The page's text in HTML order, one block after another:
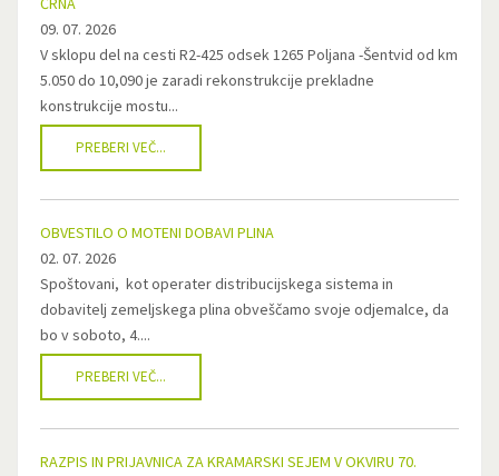
09. 07. 2026
V sklopu del na cesti R2-425 odsek 1265 Poljana -Šentvid od km
5.050 do 10,090 je zaradi rekonstrukcije prekladne
konstrukcije mostu...
PREBERI VEČ...
OBVESTILO O MOTENI DOBAVI PLINA
02. 07. 2026
Spoštovani, kot operater distribucijskega sistema in
dobavitelj zemeljskega plina obveščamo svoje odjemalce, da
bo v soboto, 4....
PREBERI VEČ...
RAZPIS IN PRIJAVNICA ZA KRAMARSKI SEJEM V OKVIRU 70.